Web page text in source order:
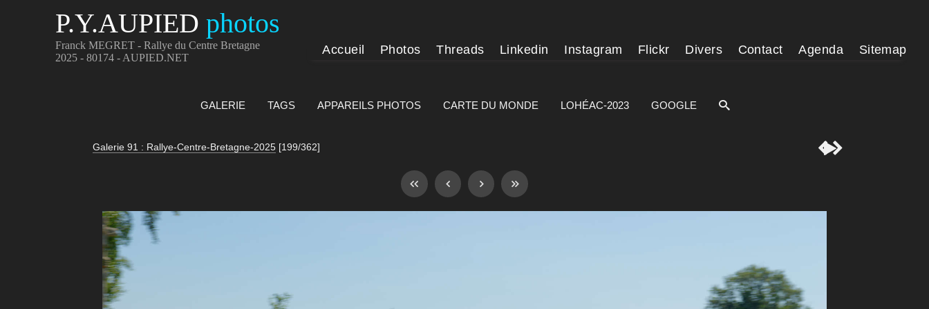
P.Y.AUPIED photos
Franck MEGRET - Rallye du Centre Bretagne
2025 - 80174 - AUPIED.NET
Accueil Photos Threads Linkedin Instagram Flickr Divers Contact Agenda Sitemap
GALERIE TAGS APPAREILS PHOTOS CARTE DU MONDE LOHÉAC-2023 GOOGLE
Galerie 91 : Rallye-Centre-Bretagne-2025 [199/362] 